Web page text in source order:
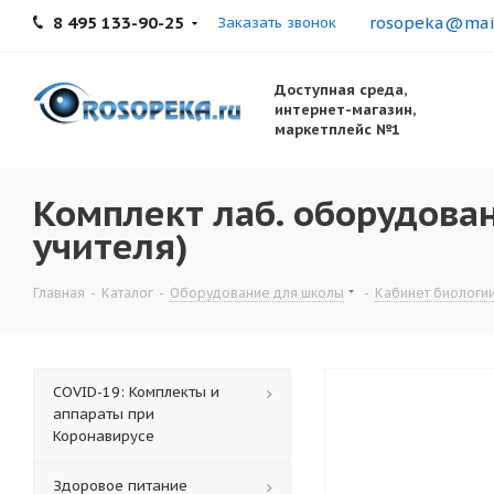
8 495 133-90-25 Заказать звонок
Доступная среда,
интернет-магазин,
маркетплейс №1
Комплект лаб.
учителя)
Главная - Каталог - Оборудование для школы - Кабинет
COVID-19: Комплекты и
аппараты при
Коронавирусе
Здоровое питание